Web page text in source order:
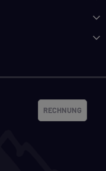
RECHNUNG